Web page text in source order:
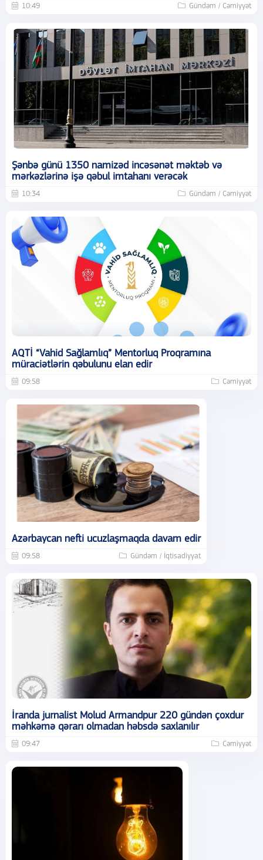
10:49 Gündəm / Cəmiyyət
Şənbə günü 1350 namizəd incəsənət məktəb və
mərkəzlərinə işə qəbul imtahanı verəcək
10:34 Gündəm / Cəmiyyət
AQTİ “Vahid Sağlamlıq” Mentorluq Proqramına
müraciətlərin qəbulunu elan edir
09:58 Cəmiyyət
Azərbaycan nefti ucuzlaşmaqda davam edir
09:58 Gündəm / İqtisadiyyat
İranda jurnalist Molud Armandpur 220 gündən çoxdur
məhkəmə qərarı olmadan həbsdə saxlanılır
09:47 Cəmiyyət